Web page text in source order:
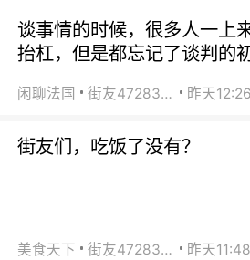
谈事情的时候，很多人一上
抬杠，但是都忘记了谈判的
闲聊法国 街友472838572 昨天12:26
街友们，吃饭了没有？
美食天下 街友472838572 昨天11:48